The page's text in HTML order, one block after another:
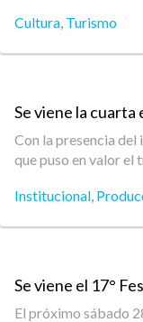
Cultura, Turismo
Se viene la cuarta
Con la presencia del
que puso en valor
Institucional,
Se viene el 17°
El próximo sábado